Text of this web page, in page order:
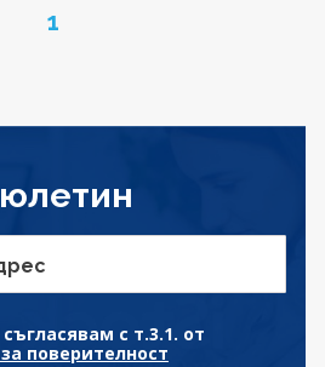
Page
1
с т.3.1. от
поверителност